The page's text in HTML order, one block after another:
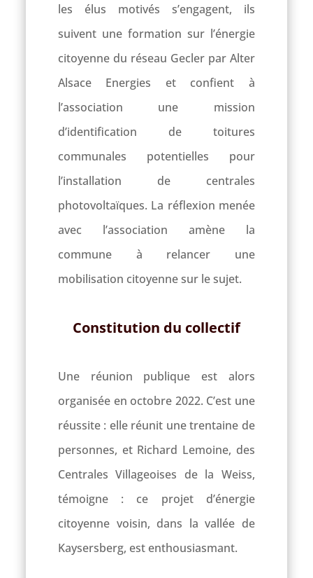
les élus motivés s’engagent, ils
suivent une formation sur l’énergie
citoyenne du réseau Gecler par Alter
Alsace Energies et confient à
l’association une mission
d’identification de toitures
communales potentielles pour
l’installation de centrales
photovoltaïques. La réflexion menée
avec l’association amène la
commune à relancer une
mobilisation citoyenne sur le sujet.
Constitution du collectif
Une réunion publique est alors
organisée en octobre 2022. C’est une
réussite : elle réunit une trentaine de
personnes, et Richard Lemoine, des
Centrales Villageoises de la Weiss,
témoigne : ce projet d’énergie
citoyenne voisin, dans la vallée de
Kaysersberg, est enthousiasmant.